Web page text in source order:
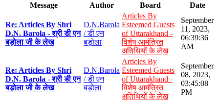
Message Author Board Date
Re: Articles By Shri
D.N. Barola - श्री डी एन
बड़ोला जी के लेख
D.N.Barola
/ डी एन
बड़ोला
Articles By
Esteemed Guests
of Uttarakhand -
विशेष आमंत्रित
अतिथियों के लेख
September
11, 2023,
06:39:36
AM
Re: Articles By Shri
D.N. Barola - श्री डी एन
बड़ोला जी के लेख
D.N.Barola
/ डी एन
बड़ोला
Articles By
Esteemed Guests
of Uttarakhand -
विशेष आमंत्रित
अतिथियों के लेख
September
08, 2023,
03:45:08
PM